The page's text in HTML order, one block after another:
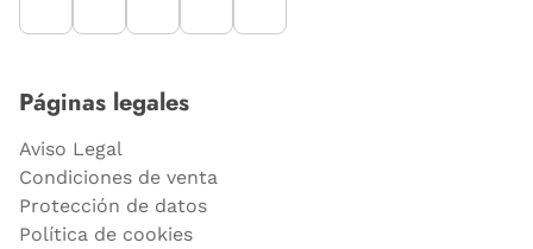
Páginas legales
Aviso Legal
Condiciones de venta
Protección de datos
Política de cookies